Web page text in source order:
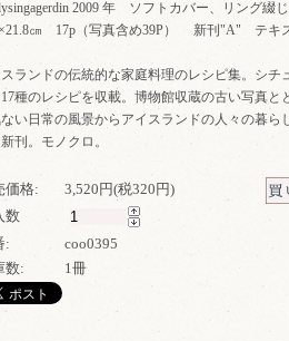
2009 年 ソフトカバー、リング綴じ
㎝ 17p（写真含め39P） 新刊"A" テキ
ランドの伝統的な家庭料理のレシピ集。シチ
17種のレシピを収載。博物館収蔵の古い写真と
い日常の風景からアイスランドの人々の暮ら
刊。モノクロ。
価格:
3,520円(税320円)
数
:
coo0395
数:
1冊